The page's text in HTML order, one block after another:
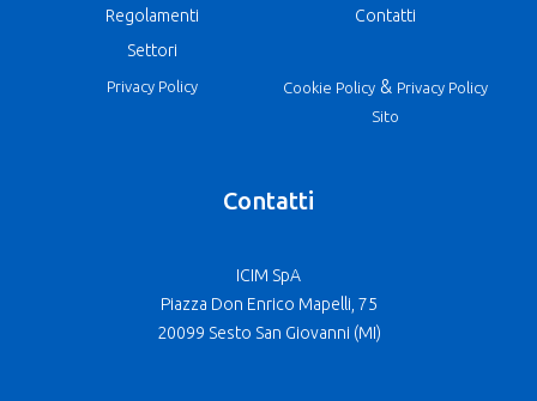
Regolamenti
Settori
Privacy Policy
Contatti
Cookie Policy& Privacy Policy
Sito
Contatti
ICIM SpA
Piazza Don Enrico Mapelli, 75
20099 Sesto San Giovanni (MI)